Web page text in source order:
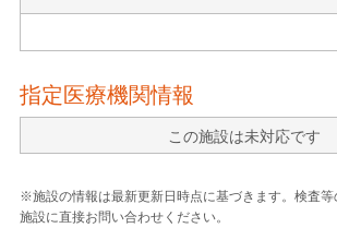
指定医療機関情報
この施設は未対応です
※施設の情報は最新更新日時点に基づきます。検査等
施設に直接お問い合わせください。